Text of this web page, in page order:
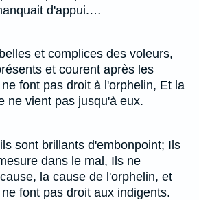
d'appui.…
et complices des voleurs,
et courent après les
font pas droit à l'orphelin, Et la
ne vient pas jusqu'à eux.
sont brillants d'embonpoint; Ils
dans le mal, Ils ne
la cause de l'orphelin, et
font pas droit aux indigents.